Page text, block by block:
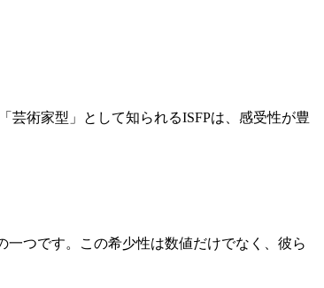
芸術家型」として知られるISFPは、感受性が豊
つです。この希少性は数値だけでなく、彼ら